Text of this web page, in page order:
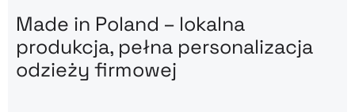
Made in Poland – lokalna
produkcja, pełna personalizacja
odzieży firmowej